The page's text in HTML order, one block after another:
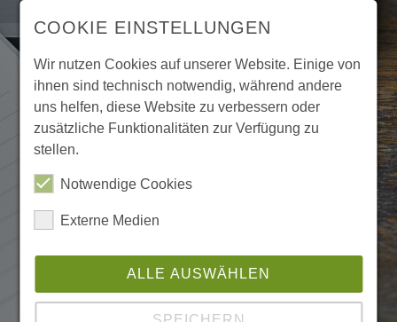
COOKIE EINSTELLUNGEN
Wir nutzen Cookies auf unserer Website. Einige von
ihnen sind technisch notwendig, während andere
uns helfen, diese Website zu verbessern oder
zusätzliche Funktionalitäten zur Verfügung zu
stellen.
Notwendige Cookies
Externe Medien
ALLE AUSWÄHLEN